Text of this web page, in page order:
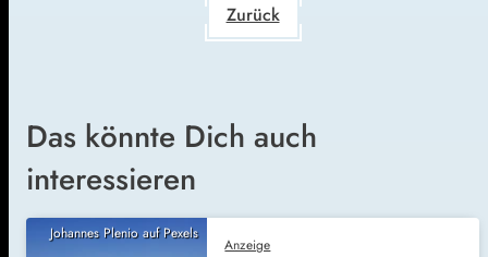
Zurück
Das könnte Dich auch
interessieren
Johannes Plenio auf Pexels
Anzeige